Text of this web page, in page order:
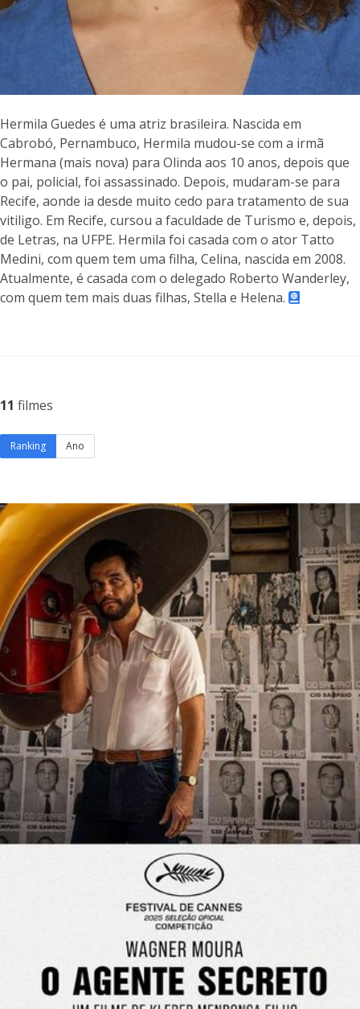
Hermila Guedes é uma atriz brasileira. Nascida em
Cabrobó, Pernambuco, Hermila mudou-se com a irmã
Hermana (mais nova) para Olinda aos 10 anos, depois que
o pai, policial, foi assassinado. Depois, mudaram-se para
Recife, aonde ia desde muito cedo para tratamento de sua
vitiligo. Em Recife, cursou a faculdade de Turismo e, depois,
de Letras, na UFPE. Hermila foi casada com o ator Tatto
Medini, com quem tem uma filha, Celina, nascida em 2008.
Atualmente, é casada com o delegado Roberto Wanderley,
com quem tem mais duas filhas, Stella e Helena.
11 filmes
Ranking Ano